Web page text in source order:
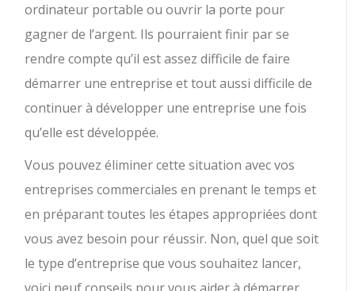
ordinateur portable ou ouvrir la porte pour
gagner de l’argent. Ils pourraient finir par se
rendre compte qu’il est assez difficile de faire
démarrer une entreprise et tout aussi difficile de
continuer à développer une entreprise une fois
qu’elle est développée.
Vous pouvez éliminer cette situation avec vos
entreprises commerciales en prenant le temps et
en préparant toutes les étapes appropriées dont
vous avez besoin pour réussir. Non, quel que soit
le type d’entreprise que vous souhaitez lancer,